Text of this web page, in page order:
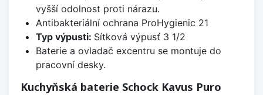
vyšší odolnost proti nárazu.
Antibakteriální ochrana ProHygienic 21
Typ výpusti: Sítková výpusť 3 1/2
Baterie a ovladač excentru se montuje do
pracovní desky.
Kuchyňská baterie Schock Kavus Puro